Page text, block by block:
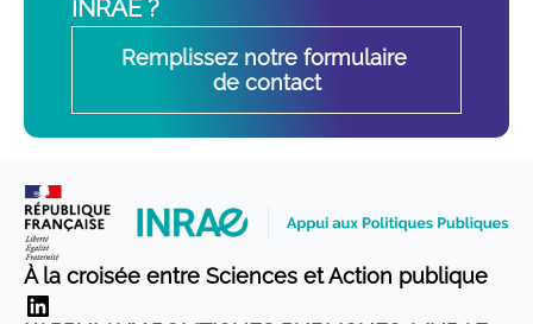
INRAE ?
Remplissez notre formulaire
de contact
À la croisée entre Sciences et Action publique
LinkedIn